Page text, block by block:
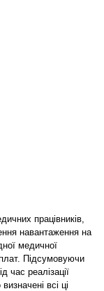
працівників,
навантаження на
медичної
Підсумовуючи
час реалізації
всі ці